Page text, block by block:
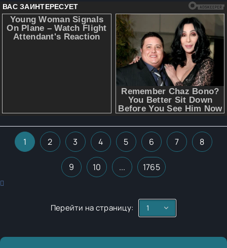
1 2 3 4 5 6 7 8
9 10 ... 1765
Перейти на страницу: